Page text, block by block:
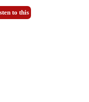
to this